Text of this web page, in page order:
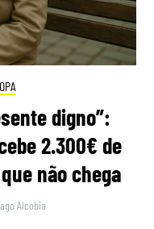
digno”:
2.300€ de
não chega
Alcobia